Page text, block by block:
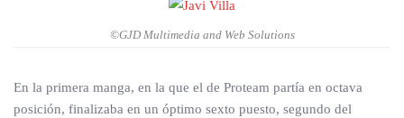
©GJD Multimedia and Web Solutions
En la primera manga, en la que el de Proteam partía en octava
posición, finalizaba en un óptimo sexto puesto, segundo del